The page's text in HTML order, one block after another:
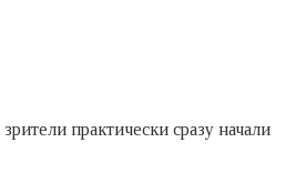
практически сразу начали